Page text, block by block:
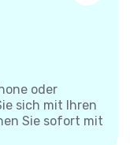
oder
sich mit Ihren
Sie sofort mit